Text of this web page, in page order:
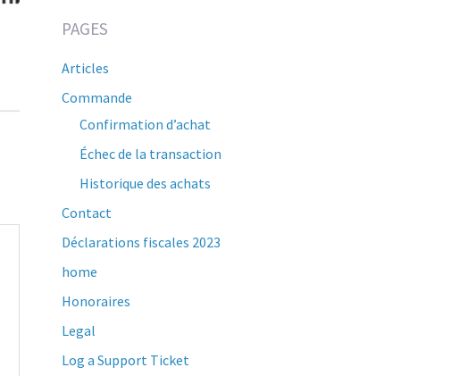
PAGES
Articles
Commande
Confirmation d’achat
Échec de la transaction
Historique des achats
Contact
Déclarations fiscales 2023
home
Honoraires
Legal
Log a Support Ticket